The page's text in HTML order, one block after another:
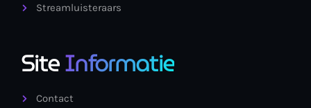
Streamluisteraars
SiteInformatie
Contact